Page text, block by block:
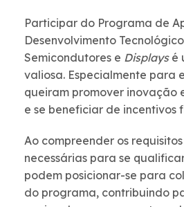
Participar do Programa de
Desenvolvimento
Semicondutores e Displays é
valiosa. Especialmente para
queiram promover inovação
e se beneficiar de incentivos
Ao compreender os
necessárias para se
podem posicionar-se para
do programa, contribuindo